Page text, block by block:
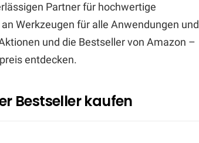
Partner für hochwertige
Werkzeugen für alle Anwendungen und
und die Bestseller von Amazon –
entdecken.
Bestseller kaufen